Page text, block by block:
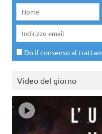
Do il consenso al
Video del giorno